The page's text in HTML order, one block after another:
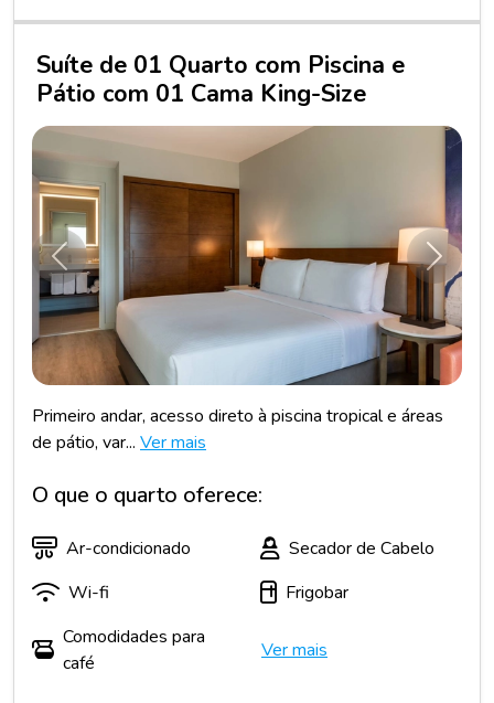
Suíte de 01 Quarto com Piscina e
Pátio com 01 Cama King-Size
Anterior
Primeiro andar, acesso direto à piscina tropical e áreas
de pátio, var... Ver mais
O que o quarto oferece:
Ar-condicionado
Secador de Cabelo
Wi-fi
Frigobar
Comodidades para
café
Ver mais